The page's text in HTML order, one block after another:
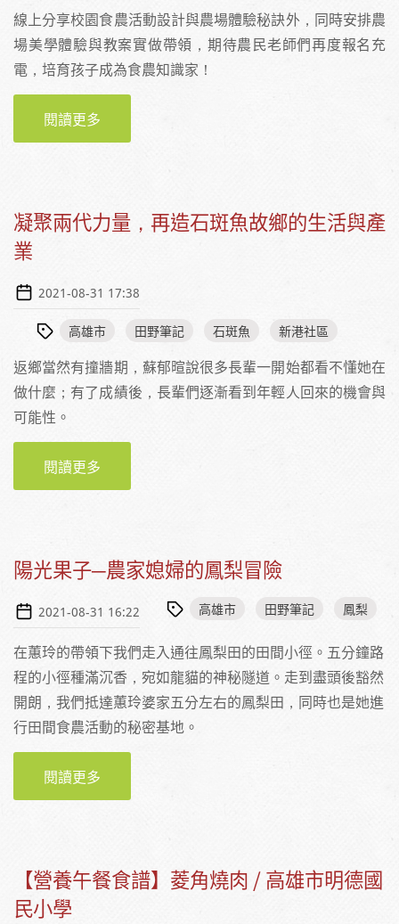
線上分享校園食農活動設計與農場體驗秘訣外，同時安排農
場美學體驗與教案實做帶領，期待農民老師們再度報名充
電，培育孩子成為食農知識家！
閱讀更多
凝聚兩代力量，再造石斑魚故鄉的生活與產
業
2021-08-31 17:38
高雄市 田野筆記 石斑魚 新港社區
返鄉當然有撞牆期，蘇郁暄說很多長輩一開始都看不懂她在
做什麼；有了成績後，長輩們逐漸看到年輕人回來的機會與
可能性。
閱讀更多
陽光果子─農家媳婦的鳳梨冒險
2021-08-31 16:22 高雄市 田野筆記 鳳梨
在蕙玲的帶領下我們走入通往鳳梨田的田間小徑。五分鐘路
程的小徑種滿沉香，宛如龍貓的神秘隧道。走到盡頭後豁然
開朗，我們抵達蕙玲婆家五分左右的鳳梨田，同時也是她進
行田間食農活動的秘密基地。
閱讀更多
【營養午餐食譜】菱角燒肉 / 高雄市明德國
民小學